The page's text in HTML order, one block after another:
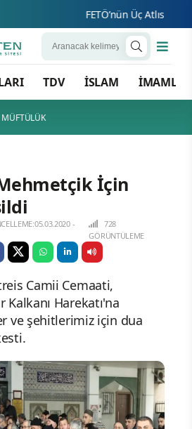
FETÖ’nün Üç Atlısı!
TDV İSLAM İMAMLAR
MÜFTÜLÜK
İçin
-
728
GÖRÜNTÜLEME
Camii Cemaati,
Harekatı'na
ve şehitlerimiz için dua